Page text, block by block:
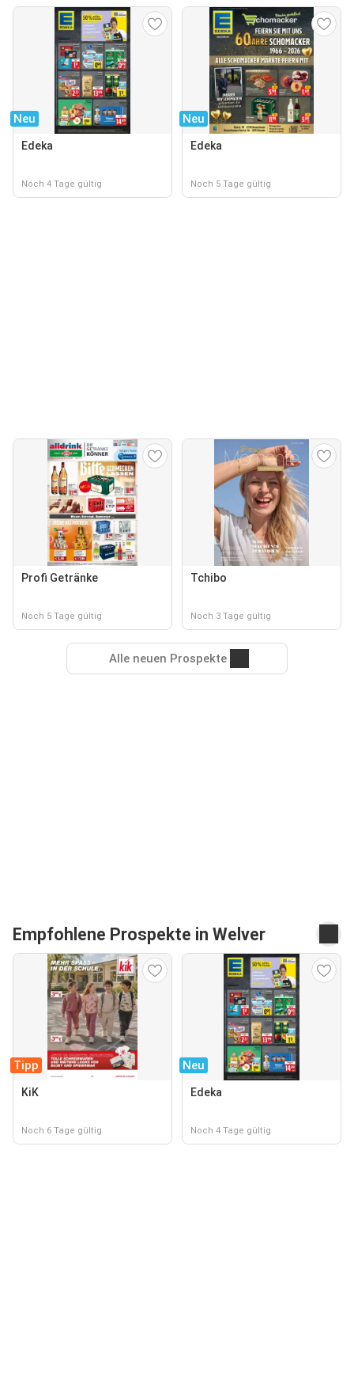
Neu
Edeka
Noch 4 Tage gültig
Neu
Edeka
Noch 5 Tage gültig
Profi Getränke
Noch 5 Tage gültig
Tchibo
Noch 3 Tage gültig
Alle neuen Prospekte
Empfohlene Prospekte in Welver
Tipp
KiK
Noch 6 Tage gültig
Neu
Edeka
Noch 4 Tage gültig